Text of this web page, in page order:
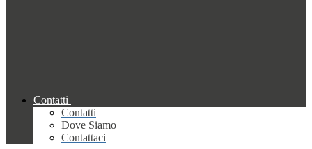
Contatti
Contatti
Dove Siamo
Contattaci